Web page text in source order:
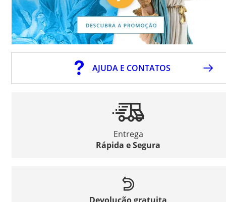
AJUDA E CONTATOS
Entrega
Rápida e Segura